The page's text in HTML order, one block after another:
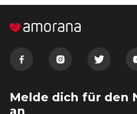
Melde dich für den
an